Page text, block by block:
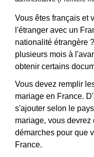
Vous êtes français et
l'étranger avec un
nationalité étrangère
plusieurs mois à
obtenir certains
Vous devez remplir
mariage en France.
s'ajouter selon le
mariage, vous
démarches pour que
France.